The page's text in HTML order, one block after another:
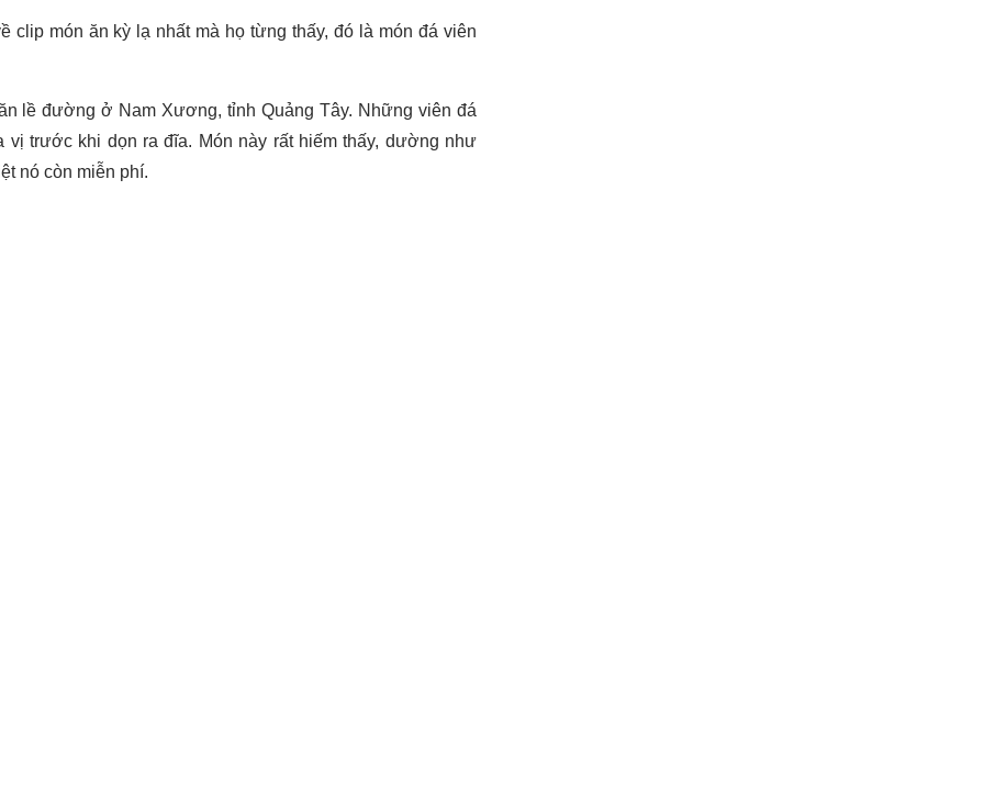
clip món ăn kỳ lạ nhất mà họ từng thấy, đó là món đá viên
lề đường ở Nam Xương, tỉnh Quảng Tây. Những viên đá
trước khi dọn ra đĩa. Món này rất hiếm thấy, dường như
nó còn miễn phí.